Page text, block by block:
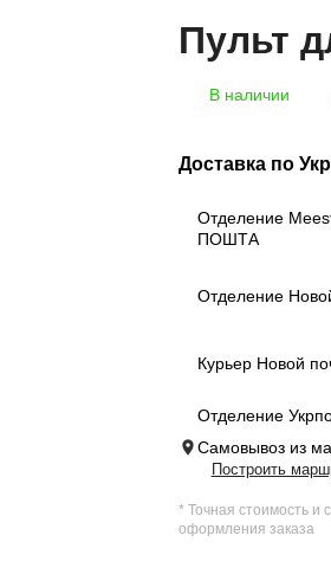
Пульт
В наличии
Доставка по
Отделение
ПОШТА
Отделение
Курьер Новой
Отделение
Самовывоз из
Построить
* Точная стоимость и
оформления заказа